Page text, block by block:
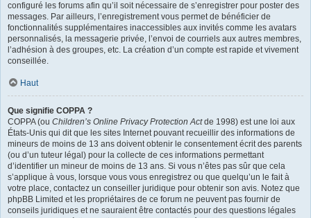
configuré les forums afin qu’il soit nécessaire de s’enregistrer pour poster des
messages. Par ailleurs, l’enregistrement vous permet de bénéficier de
fonctionnalités supplémentaires inaccessibles aux invités comme les avatars
personnalisés, la messagerie privée, l’envoi de courriels aux autres membres,
l’adhésion à des groupes, etc. La création d’un compte est rapide et vivement
conseillée.
Haut
Que signifie COPPA ?
COPPA (ou Children’s Online Privacy Protection Actde 1998) est une loi aux
États-Unis qui dit que les sites Internet pouvant recueillir des informations de
mineurs de moins de 13 ans doivent obtenir le consentement écrit des parents
(ou d’un tuteur légal) pour la collecte de ces informations permettant
d’identifier un mineur de moins de 13 ans. Si vous n’êtes pas sûr que cela
s’applique à vous, lorsque vous vous enregistrez ou que quelqu’un le fait à
votre place, contactez un conseiller juridique pour obtenir son avis. Notez que
phpBB Limited et les propriétaires de ce forum ne peuvent pas fournir de
conseils juridiques et ne sauraient être contactés pour des questions légales